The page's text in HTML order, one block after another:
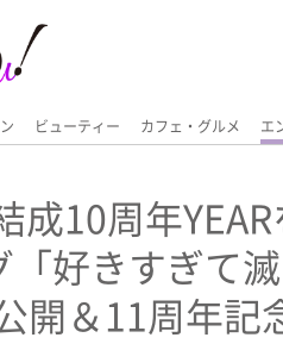
ビューティー カフェ・グルメ エ
成10周年
「好きすぎて
開＆11周年記